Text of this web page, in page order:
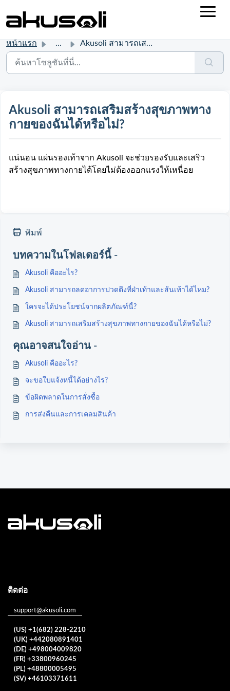
หน้าแรก ... Akusoli สามารถเสริมสร้างสุขภาพทางกายของฉันได้หรือไม่?
Akusoli สามารถเสริมสร้างสุขภาพทาง
กายของฉันได้หรือไม่?
แน่นอน แผ่นรองเท้าจาก Akusoli จะช่วยรองรับและเสริว
สร้างสุขภาพทางกายได้โดยไม่ต้องออกแรงให้เหนื่อย
พิมพ์
บทความในโฟลเดอร์นี้ -
Akusoli คืออะไร?
Akusoli สามารถลดอาการปวดตึงที่ฝ่าเท้าและส้นเท้าได้ไหม?
ใครจะได้ประโยชน์จากผลิตภัณฑ์นี้?
Akusoli สามารถเสริมสร้างสุขภาพทางกายของฉันได้หรือไม่?
คุณอาจสนใจอ่าน -
Akusoli คืออะไร?
จะขอใบแจ้งหนี้ได้อย่างไร?
ข้อผิดพลาดในการสั่งซื้อ
การส่งคืนและการเคลมสินค้า
ติดต่อ
support@akusoli.com
(US) +1(682) 228-2210
(UK) +442080891401
(DE) +498004009820
(FR) +33800960245
(PL) +48800005495
(SV) +46103371611